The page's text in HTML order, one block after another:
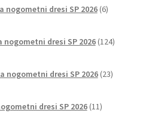
nogometni dresi SP 2026 6izdelkov
nogometni dresi SP 2026 124izdelkov
nogometni dresi SP 2026 23izdelkov
dresi SP 2026 11izdelkov